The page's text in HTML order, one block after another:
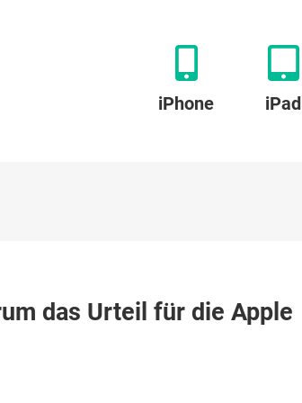
iPhone iPad
das Urteil für die Apple